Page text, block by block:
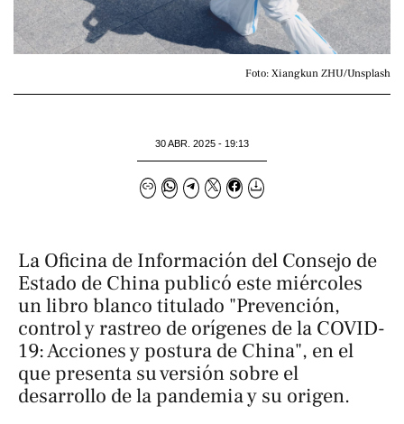
Foto: Xiangkun ZHU/Unsplash
30 ABR. 2025 - 19:13
La Oficina de Información del Consejo de
Estado de China publicó este miércoles
un libro blanco titulado "Prevención,
control y rastreo de orígenes de la COVID-
19: Acciones y postura de China", en el
que presenta su versión sobre el
desarrollo de la pandemia y su origen.